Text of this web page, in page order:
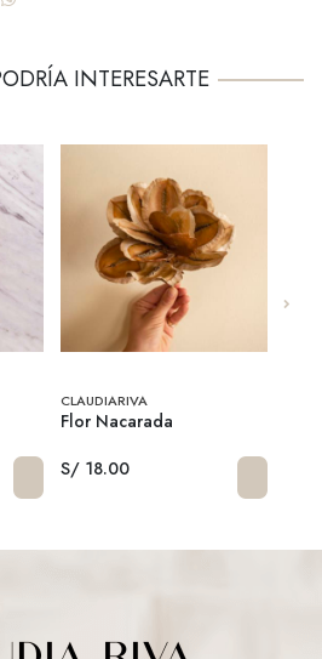
INTERESARTE
CLAUDIARIVA
Flor Nacarada
S/ 18.00